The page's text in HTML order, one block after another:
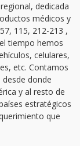
dedicada
médicos y
115, 212-213 ,
tiempo hemos
celulares,
etc. Contamos
donde
y al resto de
estratégicos
que